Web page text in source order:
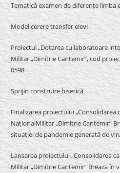
Tematică examen de diferențe limba
Model cerere transfer elevi
Proiectul „Dotarea cu laboratoare
Militar „Dimitrie Cantemir”, cod
0598
Sprijin construire biserică
Finalizarea proiectului „Consolidarea
NaționalMilitar „Dimitrie Cantemir”
situației de pandemie generată de
Lansarea proiectului „Consolidarea
Militar „Dimitrie Cantemir” Breaza în